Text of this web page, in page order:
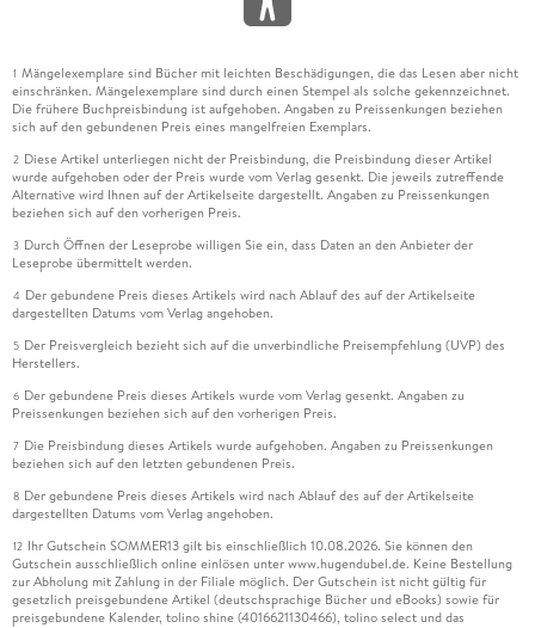
1 Mängelexemplare sind Bücher mit leichten Beschädigungen, die das Lesen aber nicht
einschränken. Mängelexemplare sind durch einen Stempel als solche gekennzeichnet.
Die frühere Buchpreisbindung ist aufgehoben. Angaben zu Preissenkungen beziehen
sich auf den gebundenen Preis eines mangelfreien Exemplars.
2 Diese Artikel unterliegen nicht der Preisbindung, die Preisbindung dieser Artikel
wurde aufgehoben oder der Preis wurde vom Verlag gesenkt. Die jeweils zutreffende
Alternative wird Ihnen auf der Artikelseite dargestellt. Angaben zu Preissenkungen
beziehen sich auf den vorherigen Preis.
3 Durch Öffnen der Leseprobe willigen Sie ein, dass Daten an den Anbieter der
Leseprobe übermittelt werden.
4 Der gebundene Preis dieses Artikels wird nach Ablauf des auf der Artikelseite
dargestellten Datums vom Verlag angehoben.
5 Der Preisvergleich bezieht sich auf die unverbindliche Preisempfehlung (UVP) des
Herstellers.
6 Der gebundene Preis dieses Artikels wurde vom Verlag gesenkt. Angaben zu
Preissenkungen beziehen sich auf den vorherigen Preis.
7 Die Preisbindung dieses Artikels wurde aufgehoben. Angaben zu Preissenkungen
beziehen sich auf den letzten gebundenen Preis.
8 Der gebundene Preis dieses Artikels wird nach Ablauf des auf der Artikelseite
dargestellten Datums vom Verlag angehoben.
12 Ihr Gutschein SOMMER13 gilt bis einschließlich 10.08.2026. Sie können den
Gutschein ausschließlich online einlösen unter www.hugendubel.de. Keine Bestellung
zur Abholung mit Zahlung in der Filiale möglich. Der Gutschein ist nicht gültig für
gesetzlich preisgebundene Artikel (deutschsprachige Bücher und eBooks) sowie für
preisgebundene Kalender, tolino shine (4016621130466), tolino select und das